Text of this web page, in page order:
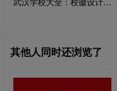
武汉学校大全：校徽设计理
其他人同时还浏览了